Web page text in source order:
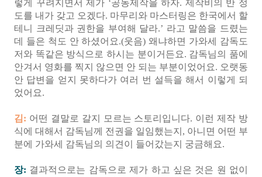
렇게 꾸려지면서 제가 ‘공동제작을 하자. 제작비의 반 정
도를 내가 갖고 오겠다. 마무리와 마스터링은 한국에서 할
테니 크레딧과 권한을 부여해 달라.’ 라고 말씀을 드렸는
데 들은 척도 안 하셨어요.(웃음) 왜냐하면 가와세 감독도
저와 똑같은 방식으로 하시는 분이거든요. 감독님의 품에
안겨서 영화를 찍지 않으면 안 되는 부분이었어요. 오랫동
안 답변을 얻지 못하다가 여러 번 설득을 해서 이렇게 되
었어요.
김: 어떤 결말로 갈지 모르는 스토리입니다. 이런 제작 방
식에 대해서 감독님께 전권을 일임했는지, 아니면 어떤 부
분에 가와세 감독님의 의견이 들어갔는지 궁금해요.
장: 결과적으로는 감독으로 제가 하고 싶은 것은 원 없이